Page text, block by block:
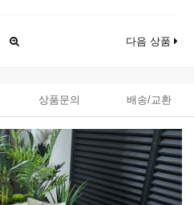
다음 상품
상품문의 배송/교환